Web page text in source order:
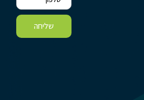
שליחה